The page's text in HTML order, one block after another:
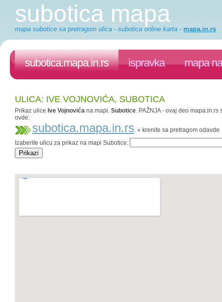
subotica mapa
mapa subotice sa pretragom ulica - subotica online karta - mapa.in.rs
subotica.mapa.in.rs ispravka mapa
ULICA: IVE VOJNOVIĆA, SUBOTICA
Prikaz ulice Ive Vojnovića na mapi.Subotice. PAŽNJA - ovaj deo
ovde:
subotica.mapa.in.rs. « krenite sa pretragom odavde
Izaberite ulicu za prikaz na mapi Subotice: